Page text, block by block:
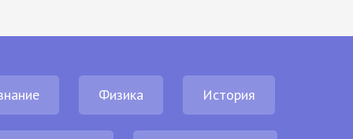
Физика История